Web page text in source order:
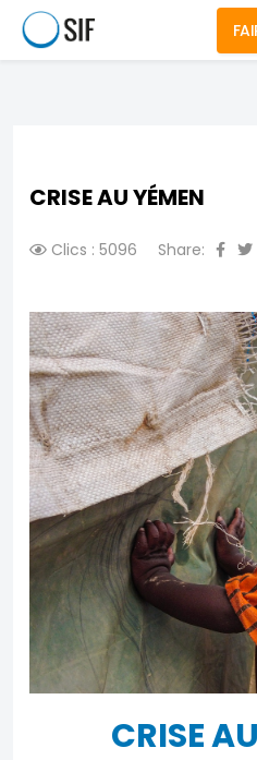
CRISE AU YÉMEN
Clics : 5096 Share:
CRISE